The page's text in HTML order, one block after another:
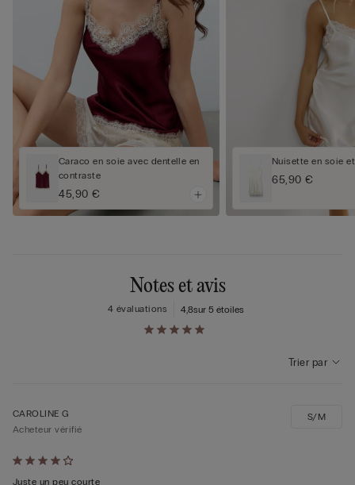
Caraco en soie avec dentelle en
contraste
45,90 €
Nuisette en soie
65,90 €
Notes et avis
4,8sur 5 étoiles
4 évaluations
Trier par
Évalué
CAROLINE G
Acheteur vérifié
Juste un peu courte
S/M